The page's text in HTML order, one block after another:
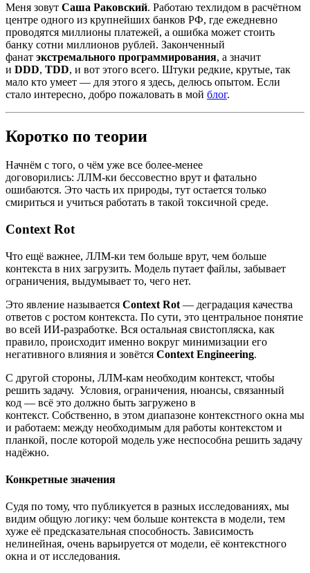
Меня зовут Саша Раковский. Работаю техлидом в расчётном
центре одного из крупнейших банков РФ, где ежедневно
проводятся миллионы платежей, а ошибка может стоить
банку сотни миллионов рублей. Законченный
фанат экстремального программирования, а значит
и DDD, TDD, и вот этого всего. Штуки редкие, крутые, так
мало кто умеет — для этого я здесь, делюсь опытом. Если
стало интересно, добро пожаловать в мой блог.
Коротко по теории
Начнём с того, о чём уже все более-менее
договорились: ЛЛМ-ки бессовестно врут и фатально
ошибаются. Это часть их природы, тут остается только
смириться и учиться работать в такой токсичной среде.
Сontext Rot
Что ещё важнее, ЛЛМ-ки тем больше врут, чем больше
контекста в них загрузить. Модель путает файлы, забывает
ограничения, выдумывает то, чего нет.
Это явление называется Context Rot — деградация качества
ответов с ростом контекста. По сути, это центральное понятие
во всей ИИ-разработке. Вся остальная свистопляска, как
правило, происходит именно вокруг минимизации его
негативного влияния и зовётся Context Engineering.
С другой стороны, ЛЛМ-кам необходим контекст, чтобы
решить задачу. Условия, ограничения, нюансы, связанный
код — всё это должно быть загружено в
контекст. Собственно, в этом диапазоне контекстного окна мы
и работаем: между необходимым для работы контекстом и
планкой, после которой модель уже неспособна решить задачу
надёжно.
Конкретные значения
Судя по тому, что публикуется в разных исследованиях, мы
видим общую логику: чем больше контекста в модели, тем
хуже её предсказательная способность. Зависимость
нелинейная, очень варьируется от модели, её контекстного
окна и от исследования.